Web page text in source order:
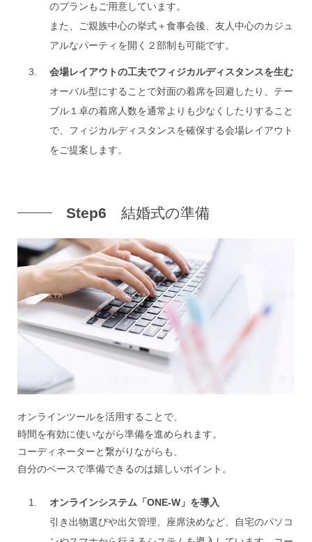
のプランもご用意しています。
また、ご親族中心の挙式＋食事会後、友人中心のカジュ
アルなパーティを開く２部制も可能です。
会場レイアウトの工夫でフィジカルディスタンスを生む
オーバル型にすることで対面の着席を回避したり、テー
ブル１卓の着席人数を通常よりも少なくしたりすること
で、フィジカルディスタンスを確保する会場レイアウト
をご提案します。
Step6 結婚式の準備
オンラインツールを活用することで、
時間を有効に使いながら準備を進められます。
コーディネーターと繋がりながらも、
自分のペースで準備できるのは嬉しいポイント。
オンラインシステム「ONE-W」を導入
引き出物選びや出欠管理、座席決めなど、自宅のパソコ